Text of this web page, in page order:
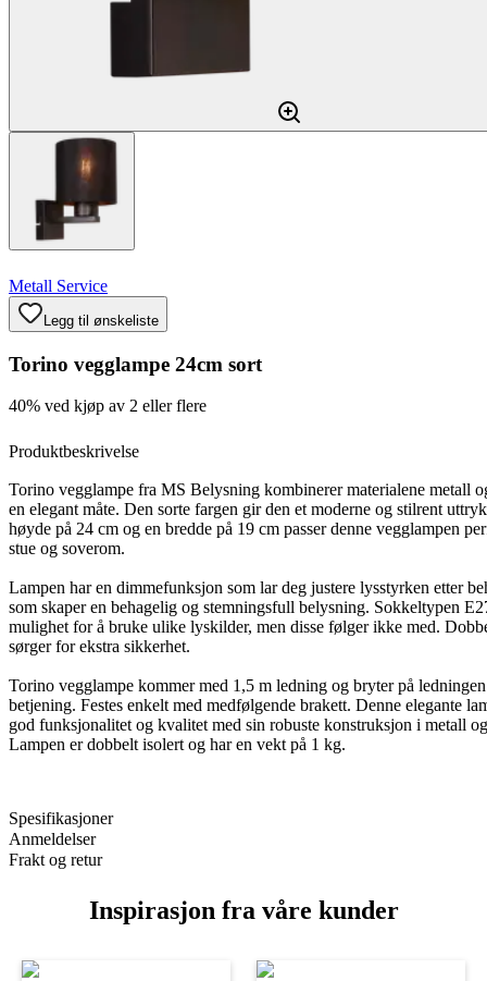
Metall Service
Legg til ønskeliste
Torino vegglampe 24cm sort
40% ved kjøp av 2 eller flere
Produktbeskrivelse
Torino vegglampe fra MS Belysning kombinerer materialene metall
en elegant måte. Den sorte fargen gir den et moderne og stilrent
høyde på 24 cm og en bredde på 19 cm passer denne vegglampen
stue og soverom.
Lampen har en dimmefunksjon som lar deg justere lysstyrken etter
som skaper en behagelig og stemningsfull belysning. Sokkeltypen
mulighet for å bruke ulike lyskilder, men disse følger ikke med.
sørger for ekstra sikkerhet.
Torino vegglampe kommer med 1,5 m ledning og bryter på
betjening. Festes enkelt med medfølgende brakett. Denne elegante
god funksjonalitet og kvalitet med sin robuste konstruksjon i metall
Lampen er dobbelt isolert og har en vekt på 1 kg.
Spesifikasjoner
Anmeldelser
Frakt og retur
Inspirasjon fra våre kunder